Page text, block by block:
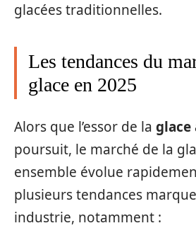
glacées traditionnelles.
Les tendances du
glace en 2025
Alors que l’essor de la glace
poursuit, le marché de la
ensemble évolue
plusieurs tendances
industrie, notamment :